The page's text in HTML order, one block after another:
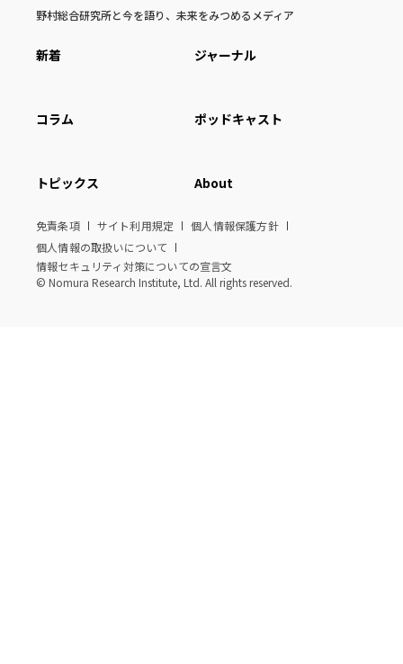
野村総合研究所と今を語り、未来をみつめるメディア
新着 ジャーナル
コラム ポッドキャスト
トピックス About
免責条項 サイト利用規定
個人情報保護方針
個人情報の取扱いについて
情報セキュリティ対策についての宣言文
© Nomura Research Institute, Ltd. All rights reserved.